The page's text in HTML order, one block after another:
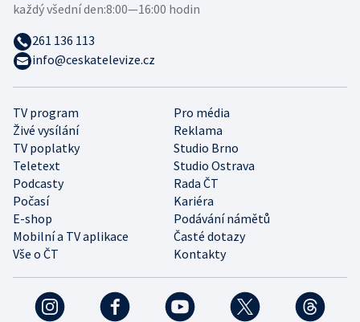
TV program
Pro média
Živé vysílání
Reklama
TV poplatky
Studio Brno
Teletext
Studio Ostrava
Podcasty
Rada ČT
Počasí
Kariéra
E-shop
Podávání námětů
Mobilní a TV aplikace
Časté dotazy
Vše o ČT
Kontakty
každý všední den:8:00—16:00 hodin
261 136 113
info@ceskatelevize.cz